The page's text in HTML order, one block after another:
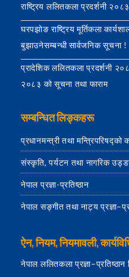
राष्ट्रिय ललितकला प्रदर्शनी
घरपझोङ राष्ट्रिय मूर्तिकला
बुझाउनेसम्बन्धी सार्वजनिक सूचना !
प्रादेशिक ललितकला प्रदर्शनी
२०८३ को सूचना तथा फाराम
सम्बन्धित लिङ्कहरू
प्रधानमन्त्री तथा मन्त्रिपरिषद्को
संस्कृति, पर्यटन तथा नागरिक
नेपाल प्रज्ञा-प्रतिष्ठान
नेपाल सङ्गीत तथा नाट्य
ऐन, नियम, नियमावली,
नेपाल ललितकला